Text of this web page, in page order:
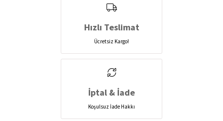
Hızlı Teslimat
Ücretsiz Kargo!
İptal & İade
Koşulsuz İade Hakkı